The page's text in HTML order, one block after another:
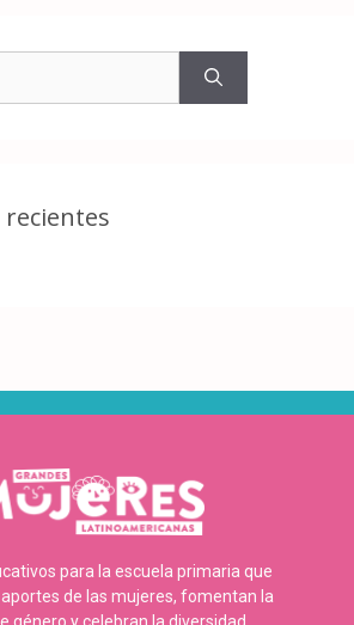
para la escuela primaria que
de las mujeres, fomentan la
género y celebran la diversidad.